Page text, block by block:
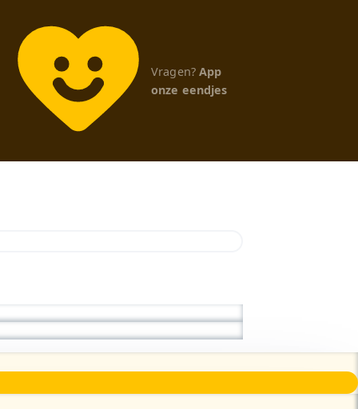
Vragen? App
onze eendjes